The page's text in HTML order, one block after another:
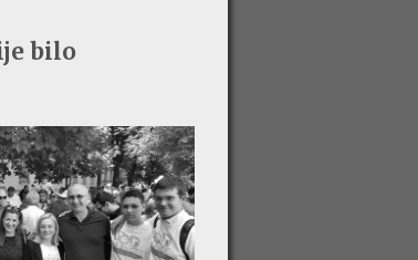
bilo